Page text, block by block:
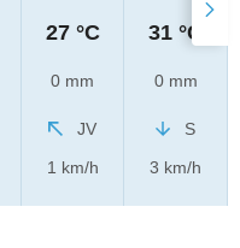
27 °C
0 mm
JV
1 km/h
31 °C
0 mm
S
3 km/h